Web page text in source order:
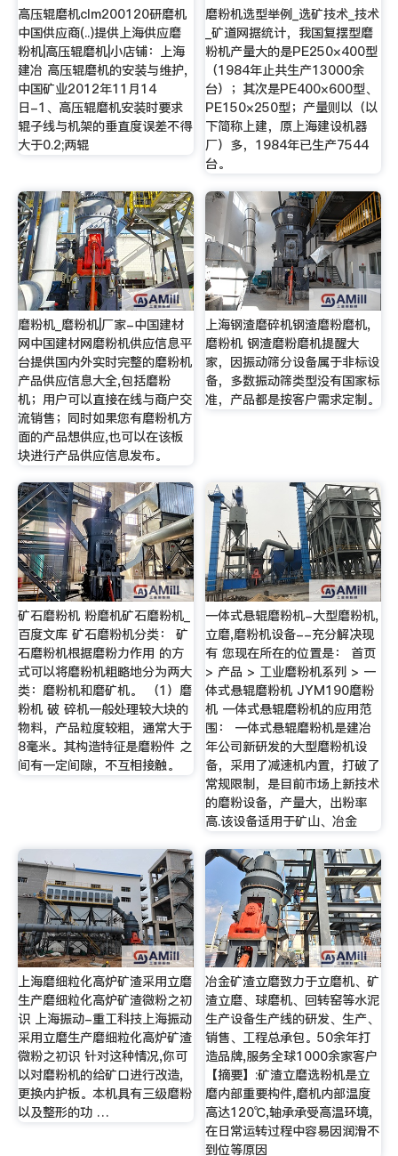
高压辊磨机clm200120研磨机
中国供应商(..)提供上海供应磨
粉机|高压辊磨机|小店铺：上海
建冶 高压辊磨机的安装与维护,
中国矿业2012年11月14
日-1、高压辊磨机安装时要求
辊子线与机架的垂直度误差不得
大于0.2;两辊
磨粉机选型举例_选矿技术_技术
_矿道网据统计，我国复摆型磨
粉机产量大的是PE250×400型
（1984年止共生产13000余
台）；其次是PE400×600型、
PE150×250型；产量则以（以
下简称上建，原上海建设机器
厂）多，1984年已生产7544
台。
磨粉机_磨粉机|厂家-中国建材
网中国建材网磨粉机供应信息平
台提供国内外实时完整的磨粉机
产品供应信息大全,包括磨粉
机；用户可以直接在线与商户交
流销售；同时如果您有磨粉机方
面的产品想供应,也可以在该板
块进行产品供应信息发布。
上海钢渣磨碎机钢渣磨粉磨机,
磨粉机 钢渣磨粉磨机提醒大
家，因振动筛分设备属于非标设
备，多数振动筛类型没有国家标
准，产品都是按客户需求定制。
矿石磨粉机 粉磨机矿石磨粉机_
百度文库 矿石磨粉机分类： 矿
石磨粉机根据磨粉力作用 的方
式可以将磨粉机粗略地分为两大
类：磨粉机和磨矿机。 （1）磨
粉机 破 碎机一般处理较大块的
物料，产品粒度较粗，通常大于
8毫米。其构造特征是磨粉件 之
间有一定间隙，不互相接触。
一体式悬辊磨粉机-大型磨粉机,
立磨,磨粉机设备--充分解决现
有 您现在所在的位置是： 首页
> 产品 > 工业磨粉机系列 > 一
体式悬辊磨粉机 JYM190磨粉
机 一体式悬辊磨粉机的应用范
围： 一体式悬辊磨粉机是建冶
年公司新研发的大型磨粉机设
备，采用了减速机内置，打破了
常规限制，是目前市场上新技术
的磨粉设备，产量大，出粉率
高.该设备适用于矿山、冶金
上海磨细粒化高炉矿渣采用立磨
生产磨细粒化高炉矿渣微粉之初
识 上海振动-重工科技上海振动
采用立磨生产磨细粒化高炉矿渣
微粉之初识 针对这种情况,你可
以对磨粉机的给矿口进行改造,
更换内护板。本机具有三级磨粉
以及整形的功 …
冶金矿渣立磨致力于立磨机、矿
渣立磨、球磨机、回转窑等水泥
生产设备生产线的研发、生产、
销售、工程总承包。50余年打
造品牌,服务全球1000余家客户
【摘要】:矿渣立磨选粉机是立
磨内部重要构件,磨机内部温度
高达120℃,轴承承受高温环境,
在日常运转过程中容易因润滑不
到位等原因